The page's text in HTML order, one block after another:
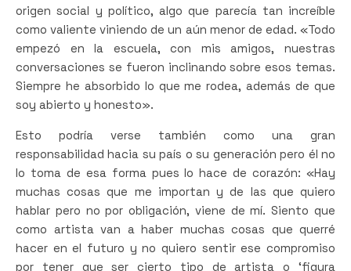
origen social y político, algo que parecía tan increíble
como valiente viniendo de un aún menor de edad. «Todo
empezó en la escuela, con mis amigos, nuestras
conversaciones se fueron inclinando sobre esos temas.
Siempre he absorbido lo que me rodea, además de que
soy abierto y honesto».
Esto podría verse también como una gran
responsabilidad hacia su país o su generación pero él no
lo toma de esa forma pues lo hace de corazón: «Hay
muchas cosas que me importan y de las que quiero
hablar pero no por obligación, viene de mí. Siento que
como artista van a haber muchas cosas que querré
hacer en el futuro y no quiero sentir ese compromiso
por tener que ser cierto tipo de artista o ‘figura